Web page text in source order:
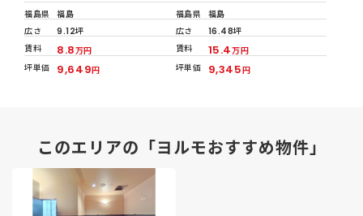
福島県
福島
広さ
9.12坪
賃料
8.8万円
坪単価
9,649円
福島県
福島
広さ
16.48坪
賃料
15.4万円
坪単価
9,345円
このエリアの「ヨルモおすすめ物件」